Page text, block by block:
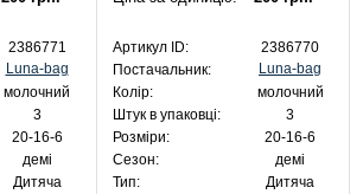
2386771
Luna-bag
молочний
3
20-16-6
демі
Дитяча
Артикул ID:
2386770
Постачальник:
Luna-bag
Колір:
молочний
Штук в упаковці:
3
Розміри:
20-16-6
Сезон:
демі
Тип:
Дитяча